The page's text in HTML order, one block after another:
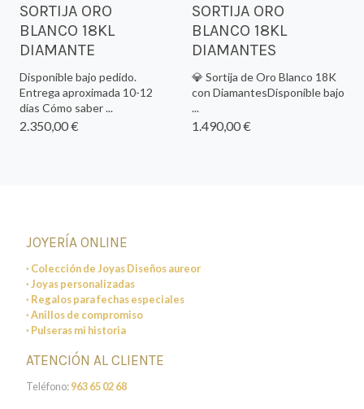
SORTIJA ORO
BLANCO 18KL
DIAMANTE
Disponible bajo pedido.
Entrega aproximada 10-12
días Cómo saber ...
2.350,00 €
SORTIJA ORO
BLANCO 18KL
DIAMANTES
💎 Sortija de Oro Blanco 18K
con DiamantesDisponible bajo
...
1.490,00 €
JOYERÍA ONLINE
· Colección de Joyas Diseños aureor
· Joyas personalizadas
· Regalos para fechas especiales
· Anillos de compromiso
· Pulseras mi historia
ATENCIÓN AL CLIENTE
Teléfono:963 65 02 68